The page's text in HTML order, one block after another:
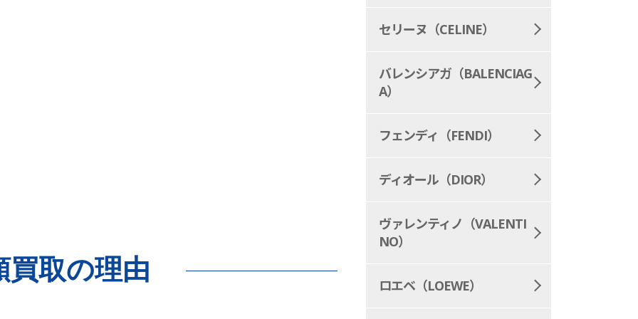
買取の理由
セリーヌ（CELINE）
バレンシアガ（BALENCIAG
A）
フェンディ（FENDI）
ディオール（DIOR）
ヴァレンティノ（VALENTI
NO）
ロエベ（LOEWE）